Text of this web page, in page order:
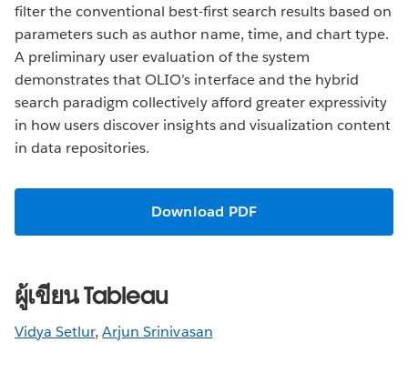
filter the conventional best-first search results based on
parameters such as author name, time, and chart type.
A preliminary user evaluation of the system
demonstrates that OLIO’s interface and the hybrid
search paradigm collectively afford greater expressivity
in how users discover insights and visualization content
in data repositories.
Download PDF
ผู้เขียน Tableau
Vidya Setlur,Arjun Srinivasan